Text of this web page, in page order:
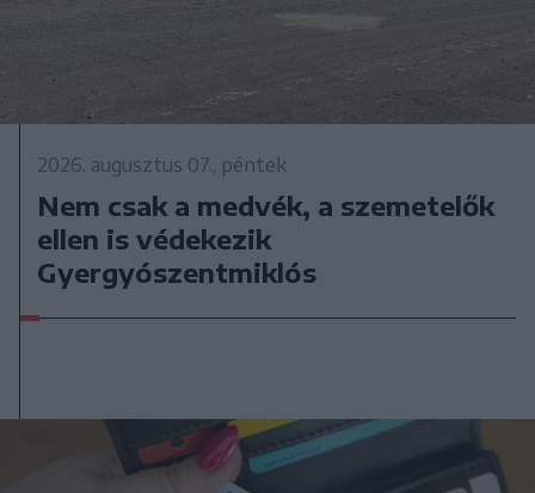
2026. augusztus 07., péntek
Nem csak a medvék, a szemetelők
ellen is védekezik
Gyergyószentmiklós